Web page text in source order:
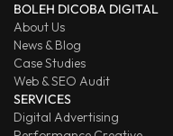
BOLEH DICOBA DIGITAL
About Us
News & Blog
Case Studies
Web & SEO Audit
SERVICES
Digital Advertising